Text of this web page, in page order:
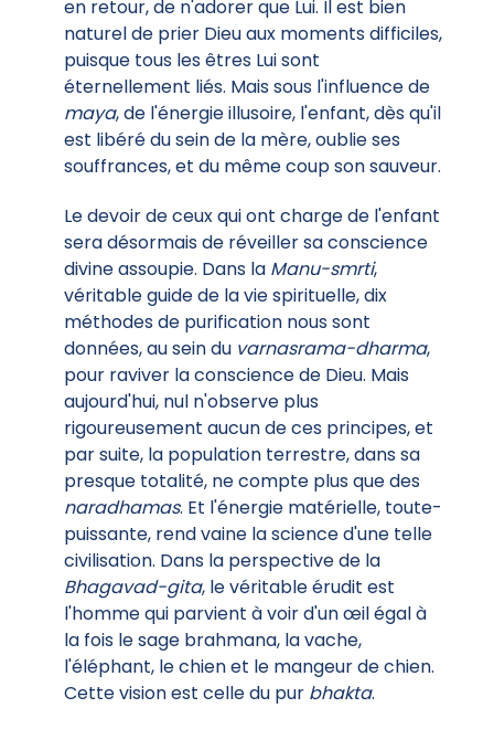
en retour, de n'adorer que Lui. Il est bien
naturel de prier Dieu aux moments difficiles,
puisque tous les êtres Lui sont
éternellement liés. Mais sous l'influence de
maya, de l'énergie illusoire, l'enfant, dès qu'il
est libéré du sein de la mère, oublie ses
souffrances, et du même coup son sauveur.
Le devoir de ceux qui ont charge de l'enfant
sera désormais de réveiller sa conscience
divine assoupie. Dans la Manu-smrti,
véritable guide de la vie spirituelle, dix
méthodes de purification nous sont
données, au sein du varnasrama-dharma,
pour raviver la conscience de Dieu. Mais
aujourd'hui, nul n'observe plus
rigoureusement aucun de ces principes, et
par suite, la population terrestre, dans sa
presque totalité, ne compte plus que des
naradhamas. Et l'énergie matérielle, toute-
puissante, rend vaine la science d'une telle
civilisation. Dans la perspective de la
Bhagavad-gita, le véritable érudit est
l'homme qui parvient à voir d'un œil égal à
la fois le sage brahmana, la vache,
l'éléphant, le chien et le mangeur de chien.
Cette vision est celle du pur bhakta.